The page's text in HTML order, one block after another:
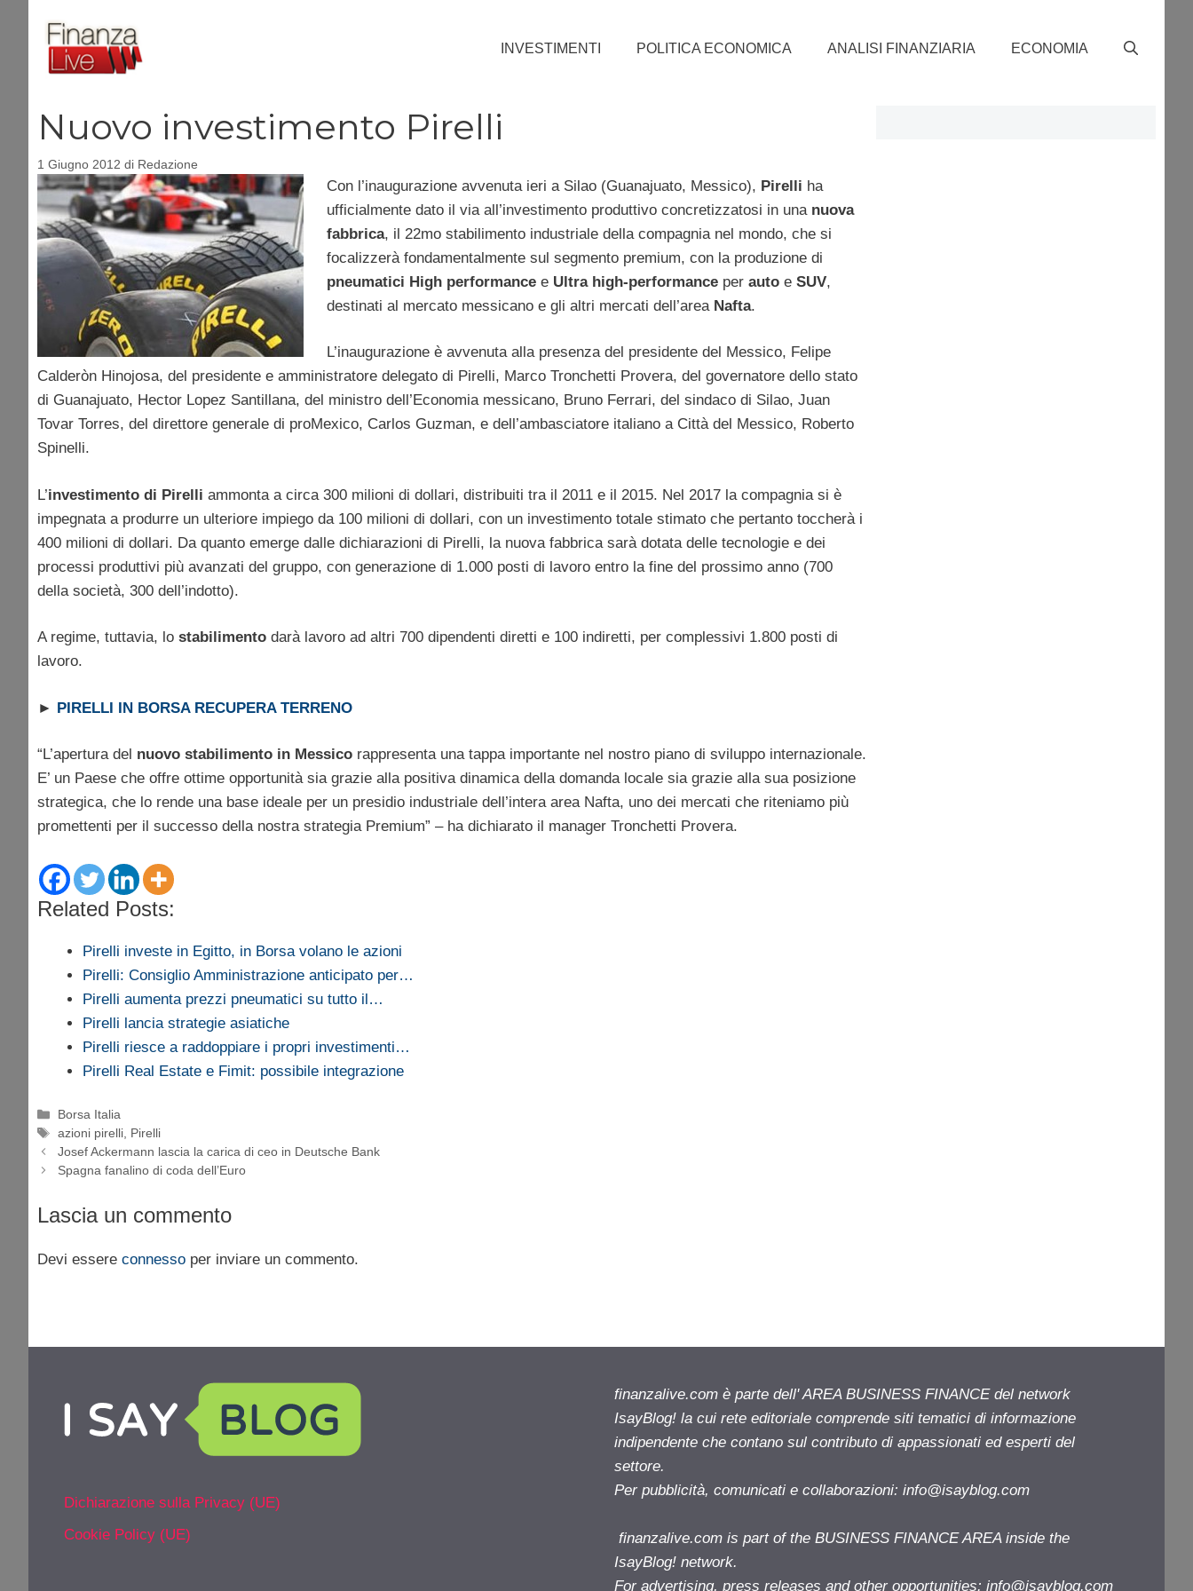
contenuto
INVESTIMENTI POLITICA ECONOMICA ANALISI FINANZIARIA ECONOMIA
Nuovo investimento Pirelli
1 Giugno 2012 di Redazione
Con l’inaugurazione avvenuta ieri a Silao (Guanajuato, Messico), Pirelli ha
ufficialmente dato il via all’investimento produttivo concretizzatosi in una nuova
fabbrica, il 22mo stabilimento industriale della compagnia nel mondo, che si
focalizzerà fondamentalmente sul segmento premium, con la produzione di
pneumatici High performancee Ultra high-performanceper autoe SUV,
destinati al mercato messicano e gli altri mercati dell’area Nafta.
L’inaugurazione è avvenuta alla presenza del presidente del Messico, Felipe
Calderòn Hinojosa, del presidente e amministratore delegato di Pirelli, Marco Tronchetti Provera, del governatore dello stato
di Guanajuato, Hector Lopez Santillana, del ministro dell’Economia messicano, Bruno Ferrari, del sindaco di Silao, Juan
Tovar Torres, del direttore generale di proMexico, Carlos Guzman, e dell’ambasciatore italiano a Città del Messico, Roberto
Spinelli.
L’investimento di Pirelli ammonta a circa 300 milioni di dollari, distribuiti tra il 2011 e il 2015. Nel 2017 la compagnia si è
impegnata a produrre un ulteriore impiego da 100 milioni di dollari, con un investimento totale stimato che pertanto toccherà i
400 milioni di dollari. Da quanto emerge dalle dichiarazioni di Pirelli, la nuova fabbrica sarà dotata delle tecnologie e dei
processi produttivi più avanzati del gruppo, con generazione di 1.000 posti di lavoro entro la fine del prossimo anno (700
della società, 300 dell’indotto).
A regime, tuttavia, lo stabilimento darà lavoro ad altri 700 dipendenti diretti e 100 indiretti, per complessivi 1.800 posti di
lavoro.
► PIRELLI IN BORSA RECUPERA TERRENO
“L’apertura del nuovo stabilimento in Messico rappresenta una tappa importante nel nostro piano di sviluppo internazionale.
E’ un Paese che offre ottime opportunità sia grazie alla positiva dinamica della domanda locale sia grazie alla sua posizione
strategica, che lo rende una base ideale per un presidio industriale dell’intera area Nafta, uno dei mercati che riteniamo più
promettenti per il successo della nostra strategia Premium” – ha dichiarato il manager Tronchetti Provera.
Related Posts:
Pirelli investe in Egitto, in Borsa volano le azioni
Pirelli: Consiglio Amministrazione anticipato per…
Pirelli aumenta prezzi pneumatici su tutto il…
Pirelli lancia strategie asiatiche
Pirelli riesce a raddoppiare i propri investimenti…
Pirelli Real Estate e Fimit: possibile integrazione
Categorie
Borsa Italia
Tag
azioni pirelli Pirelli
Josef Ackermann lascia la carica di ceo in Deutsche Bank
Spagna fanalino di coda dell’Euro
Lascia un commento
Devi essere connesso per inviare un commento.
Dichiarazione sulla Privacy (UE)
Cookie Policy (UE)
finanzalive.com è parte dell' AREA BUSINESS FINANCE del network
IsayBlog! la cui rete editoriale comprende siti tematici di informazione
indipendente che contano sul contributo di appassionati ed esperti del
settore.
Per pubblicità, comunicati e collaborazioni: info@isayblog.com
finanzalive.com is part of the BUSINESS FINANCE AREA inside the
IsayBlog! network.
For advertising, press releases and other opportunities: info@isayblog.com